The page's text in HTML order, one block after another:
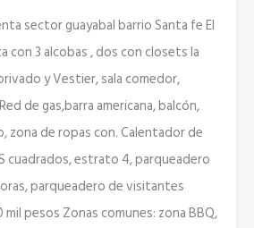
sector guayabal barrio Santa fe El
con 3 alcobas , dos con closets la
y Vestier, sala comedor,
de gas,barra americana, balcón,
zona de ropas con. Calentador de
cuadrados, estrato 4, parqueadero
parqueadero de visitantes
pesos Zonas comunes: zona BBQ,